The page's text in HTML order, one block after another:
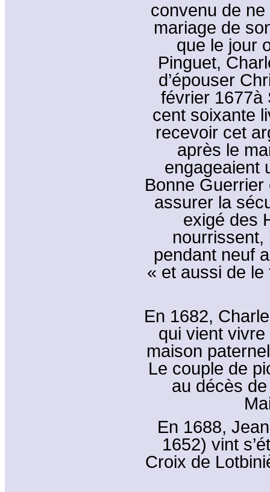
convenu de
mariage de
que le jour
Pinguet,
d’épouser
février 1677à
cent soixante
recevoir cet
après le
engageaient
Bonne
assurer la
exigé des
nourrissent,
pendant neuf
« et aussi de
En 1682,
qui vient
maison
Le couple de
au décès
En 1688,
1652) vint
Croix de